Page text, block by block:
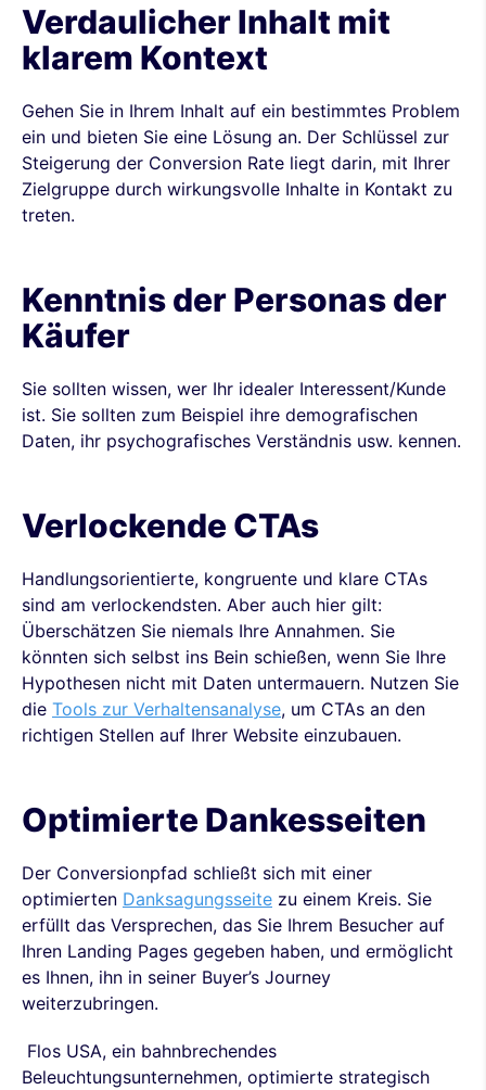
Verdaulicher Inhalt mit
klarem Kontext
Gehen Sie in Ihrem Inhalt auf ein bestimmtes Problem
ein und bieten Sie eine Lösung an. Der Schlüssel zur
Steigerung der Conversion Rate liegt darin, mit Ihrer
Zielgruppe durch wirkungsvolle Inhalte in Kontakt zu
treten.
Kenntnis der Personas der
Käufer
Sie sollten wissen, wer Ihr idealer Interessent/Kunde
ist. Sie sollten zum Beispiel ihre demografischen
Daten, ihr psychografisches Verständnis usw. kennen.
Verlockende CTAs
Handlungsorientierte, kongruente und klare CTAs
sind am verlockendsten. Aber auch hier gilt:
Überschätzen Sie niemals Ihre Annahmen. Sie
könnten sich selbst ins Bein schießen, wenn Sie Ihre
Hypothesen nicht mit Daten untermauern. Nutzen Sie
die Tools zur Verhaltensanalyse, um CTAs an den
richtigen Stellen auf Ihrer Website einzubauen.
Optimierte Dankesseiten
Der Conversionpfad schließt sich mit einer
optimierten Danksagungsseite zu einem Kreis. Sie
erfüllt das Versprechen, das Sie Ihrem Besucher auf
Ihren Landing Pages gegeben haben, und ermöglicht
es Ihnen, ihn in seiner Buyer’s Journey
weiterzubringen.
Flos USA, ein bahnbrechendes
Beleuchtungsunternehmen, optimierte strategisch